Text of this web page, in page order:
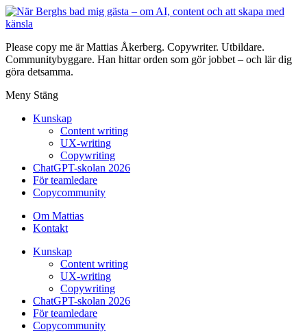
Please copy me är Mattias Åkerberg. Copywriter. Utbildare.
Communitybyggare. Han hittar orden som gör jobbet – och lär dig
göra detsamma.
Meny Stäng
Kunskap
Content writing
UX-writing
Copywriting
ChatGPT-skolan 2026
För teamledare
Copycommunity
Om Mattias
Kontakt
Kunskap
Content writing
UX-writing
Copywriting
ChatGPT-skolan 2026
För teamledare
Copycommunity